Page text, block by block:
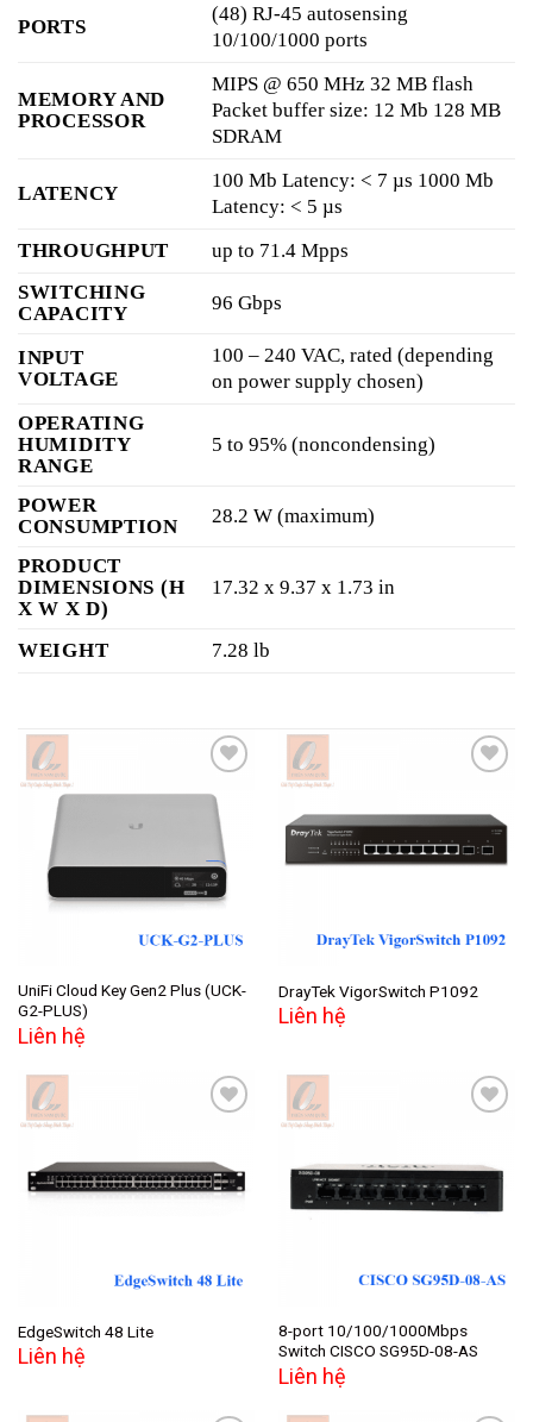
PORTS
(48) RJ-45 autosensing
10/100/1000 ports
MEMORY AND
PROCESSOR
MIPS @ 650 MHz 32 MB flash
Packet buffer size: 12 Mb 128 MB
SDRAM
LATENCY
100 Mb Latency: < 7 µs 1000 Mb
Latency: < 5 µs
THROUGHPUT
up to 71.4 Mpps
SWITCHING
CAPACITY
96 Gbps
INPUT
VOLTAGE
100 – 240 VAC, rated (depending
on power supply chosen)
OPERATING
HUMIDITY
RANGE
5 to 95% (noncondensing)
POWER
CONSUMPTION
28.2 W (maximum)
PRODUCT
DIMENSIONS (H
X W X D)
17.32 x 9.37 x 1.73 in
WEIGHT 7.28 lb
Add to
wishlist
UniFi Cloud Key Gen2 Plus (UCK-
G2-PLUS)
Liên hệ
Add to
wishlist
DrayTek VigorSwitch P1092
Liên hệ
Add to
wishlist
EdgeSwitch 48 Lite
Liên hệ
Add to
wishlist
8-port 10/100/1000Mbps
Switch CISCO SG95D-08-AS
Liên hệ